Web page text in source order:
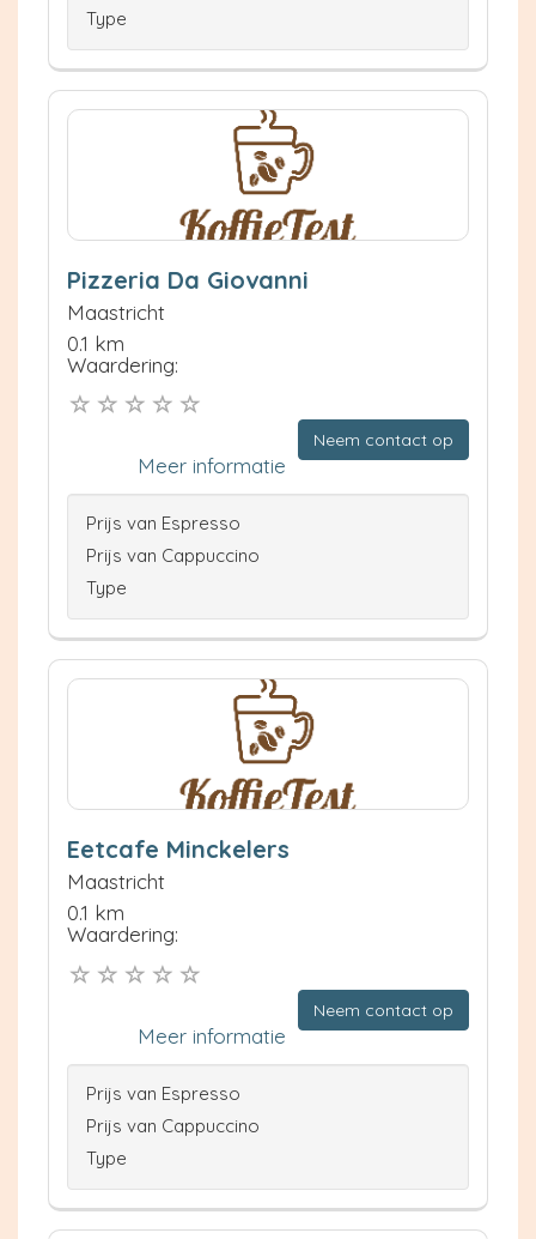
Type
Pizzeria Da Giovanni
Maastricht
0.1 km
Waardering:
Neem contact op
Meer informatie
Prijs van Espresso
Prijs van Cappuccino
Type
Eetcafe Minckelers
Maastricht
0.1 km
Waardering:
Neem contact op
Meer informatie
Prijs van Espresso
Prijs van Cappuccino
Type